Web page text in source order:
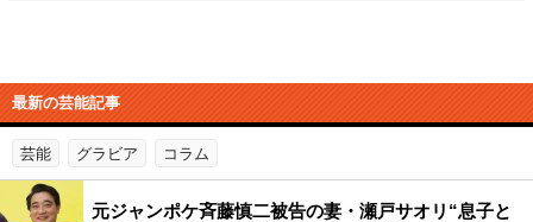
最新の芸能記事
芸能 グラビア コラム
元ジャンポケ斉藤慎二被告の妻・瀬戸サオリ“息子と